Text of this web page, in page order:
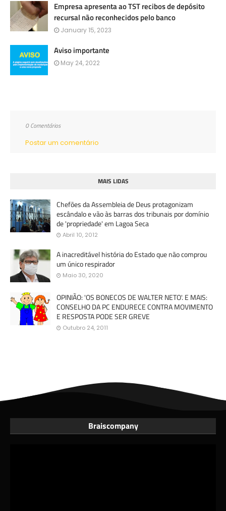
Empresa apresenta ao TST recibos de depósito
recursal não reconhecidos pelo banco
January 15, 2023
Aviso importante
May 24, 2022
0 Comentários
Postar um comentário
MAIS LIDAS
Chefões da Assembleia de Deus protagonizam
escândalo e vão às barras dos tribunais por domínio
de 'propriedade' em Lagoa Seca
Abril 10, 2012
A inacreditável história do Estado que não comprou
um único respirador
Maio 30, 2020
OPINIÃO: 'OS BONECOS DE WALTER NETO'. E MAIS:
CONSELHO DA PC ENDURECE CONTRA MOVIMENTO
E RESPOSTA PODE SER GREVE
Outubro 24, 2011
Braiscompany